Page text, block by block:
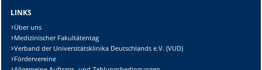
LINKS
Über uns
Medizinischer Fakultätentag
Verband der Universitätsklinika Deutschlands e.V. (VUD)
Fördervereine